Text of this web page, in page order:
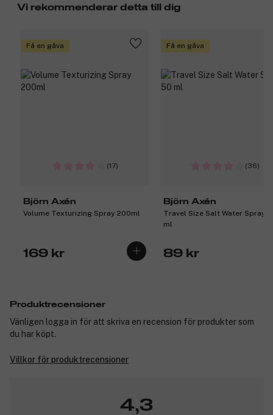
Vi rekommenderar detta till dig
Få en gåva
(17)
Björn Axén
Volume Texturizing Spray 200ml
169 kr
Få en gåva
(36)
Björn Axén
Travel Size Salt Water Spray
ml
89 kr
Produktrecensioner
Vänligen logga in för att skriva en recension för produkter som
du har köpt.
Villkor för produktrecensioner
4,3